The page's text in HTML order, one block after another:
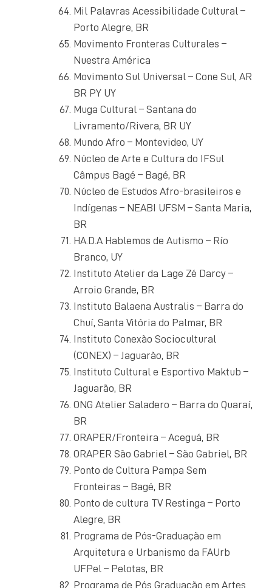
Mil Palavras Acessibilidade Cultural –
Porto Alegre, BR
Movimento Fronteras Culturales –
Nuestra América
Movimento Sul Universal – Cone Sul, AR
BR PY UY
Muga Cultural – Santana do
Livramento/Rivera, BR UY
Mundo Afro – Montevideo, UY
Núcleo de Arte e Cultura do IFSul
Câmpus Bagé – Bagé, BR
Núcleo de Estudos Afro-brasileiros e
Indígenas – NEABI UFSM – Santa Maria,
BR
HA.D.A Hablemos de Autismo – Río
Branco, UY
Instituto Atelier da Lage Zé Darcy –
Arroio Grande, BR
Instituto Balaena Australis – Barra do
Chuí, Santa Vitória do Palmar, BR
Instituto Conexão Sociocultural
(CONEX) – Jaguarão, BR
Instituto Cultural e Esportivo Maktub –
Jaguarão, BR
ONG Atelier Saladero – Barra do Quaraí,
BR
ORAPER/Fronteira – Aceguá, BR
ORAPER São Gabriel – São Gabriel, BR
Ponto de Cultura Pampa Sem
Fronteiras – Bagé, BR
Ponto de cultura TV Restinga – Porto
Alegre, BR
Programa de Pós-Graduação em
Arquitetura e Urbanismo da FAUrb
UFPel – Pelotas, BR
Programa de Pós Graduação em Artes